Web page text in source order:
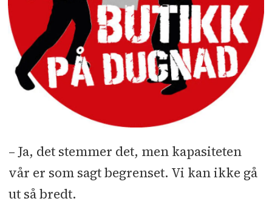
– Ja, det stemmer det, men kapasiteten
vår er som sagt begrenset. Vi kan ikke gå
ut så bredt.